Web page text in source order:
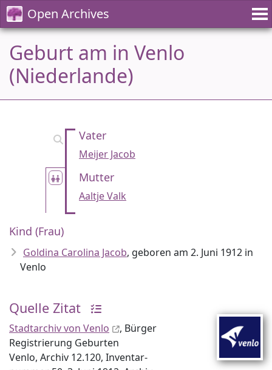
Open Archives
Geburt am in Venlo
(Niederlande)
Vater
Meijer Jacob
Mutter
Aaltje Valk
Kind (Frau)
Goldina Carolina Jacob, geboren am 2. Juni 1912 in
Venlo
Quelle Zitat
Stadtarchiv von Venlo
, Bürger
Registrierung Geburten
Venlo, Archiv 12.120, Inventar­